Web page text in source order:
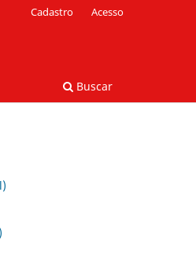
Buscar
Cadastro Acesso